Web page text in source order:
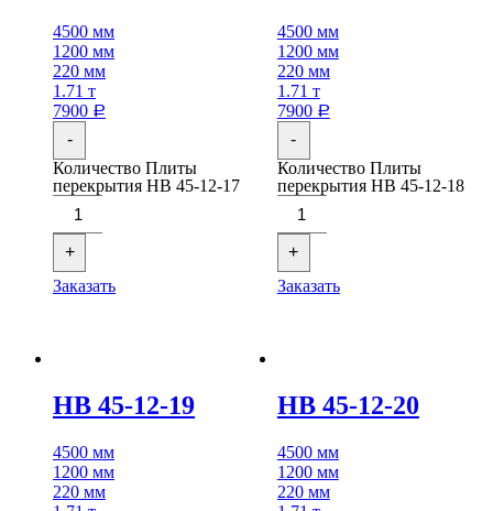
4500 мм
1200 мм
220 мм
1.71 т
7900 Р
-
Количество Плиты
перекрытия НВ 45-12-17
+
Заказать
4500 мм
1200 мм
220 мм
1.71 т
7900 Р
-
Количество Плиты
перекрытия НВ 45-12-18
+
Заказать
НВ 45-12-19
4500 мм
1200 мм
220 мм
НВ 45-12-20
4500 мм
1200 мм
220 мм